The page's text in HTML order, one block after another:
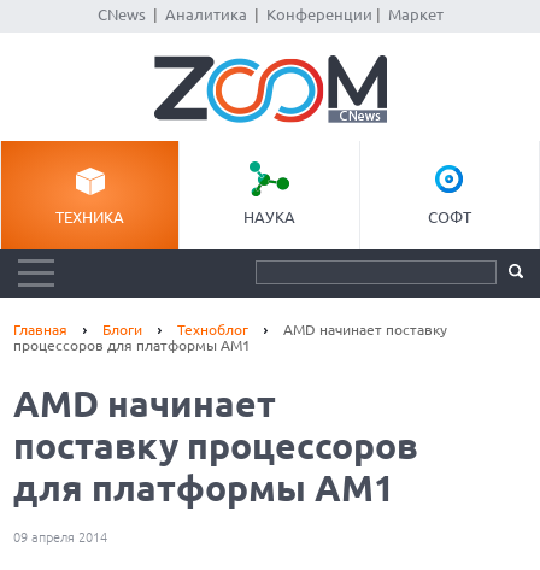
CNews| Аналитика Конференции Маркет
ТЕХНИКА НАУКА СОФТ
Главная Блоги Техноблог
AMD начинает поставку
процессоров для платформы AM1
AMD начинает
поставку процессоров
для платформы AM1
09 апреля 2014